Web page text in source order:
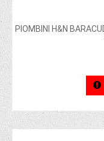
PIOMBINI H&N